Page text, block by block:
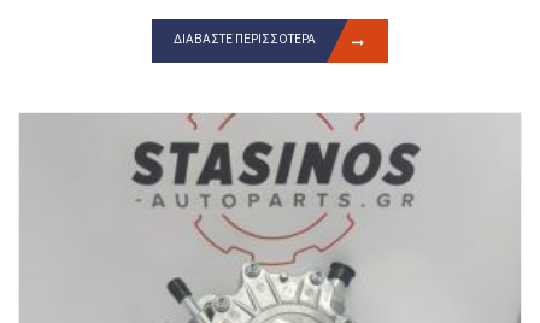
ΔΙΑΒΆΣΤΕ ΠΕΡΙΣΣΌΤΕΡΑ